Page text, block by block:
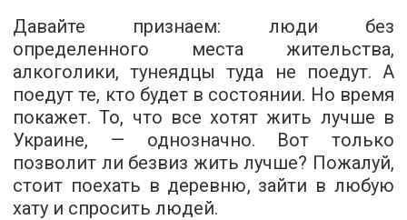
Давайте признаем: люди без
определенного места жительства,
алкоголики, тунеядцы туда не поедут. А
поедут те, кто будет в состоянии. Но время
покажет. То, что все хотят жить лучше в
Украине, — однозначно. Вот только
позволит ли безвиз жить лучше? Пожалуй,
стоит поехать в деревню, зайти в любую
хату и спросить людей.